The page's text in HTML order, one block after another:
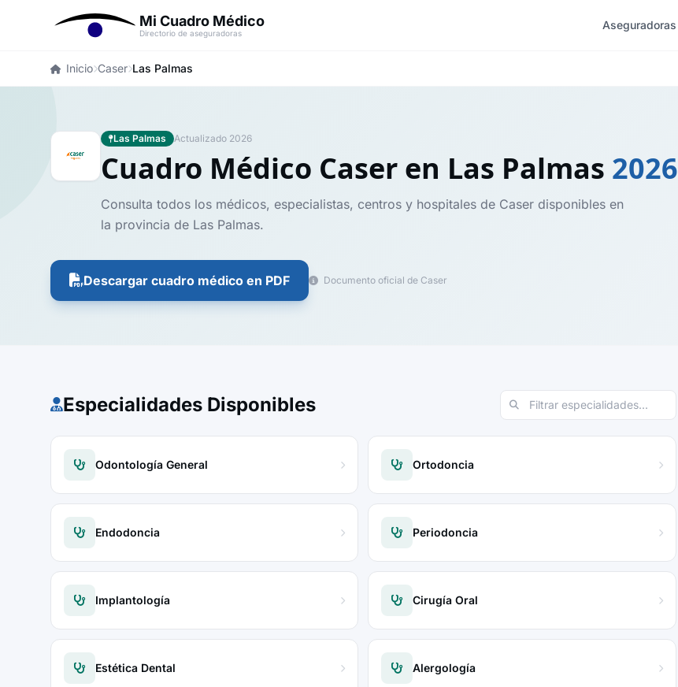
Mi Cuadro Médico
Directorio de aseguradoras
Aseguradoras
Inicio Caser Las Palmas
Las Palmas Actualizado 2026
Cuadro Médico Caser en Las Palmas 2026
Consulta todos los médicos, especialistas, centros y hospitales de Caser disponibles en
la provincia de Las Palmas.
Descargar cuadro médico en PDF Documento oficial de Caser
Especialidades Disponibles
Odontología General Ortodoncia
Endodoncia Periodoncia
Implantología Cirugía Oral
Estética Dental Alergología